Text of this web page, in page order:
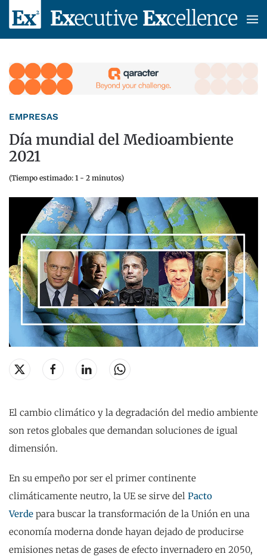
Skip to main content
EMPRESAS
Día mundial del Medioambiente
2021
(Tiempo estimado: 1 - 2 minutos)
El cambio climático y la degradación del medio ambiente
son retos globales que demandan soluciones de igual
dimensión.
En su empeño por ser el primer continente
climáticamente neutro, la UE se sirve del Pacto
Verde para buscar la transformación de la Unión en una
economía moderna donde hayan dejado de producirse
emisiones netas de gases de efecto invernadero en 2050,